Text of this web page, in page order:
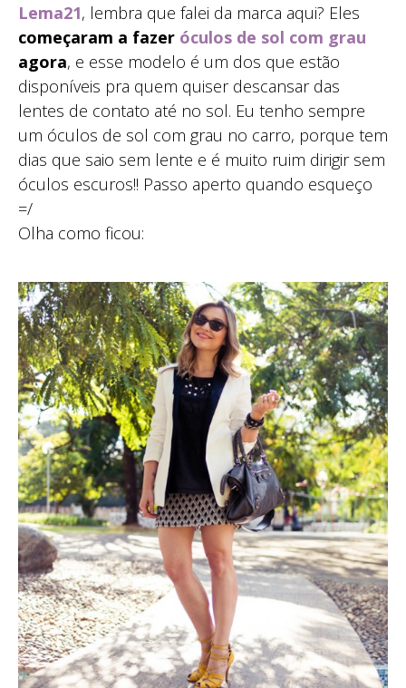
Lema21, lembra que falei da marca aqui? Eles
começaram a fazer óculos de sol com grau
agora, e esse modelo é um dos que estão
disponíveis pra quem quiser descansar das
lentes de contato até no sol. Eu tenho sempre
um óculos de sol com grau no carro, porque tem
dias que saio sem lente e é muito ruim dirigir sem
óculos escuros!! Passo aperto quando esqueço
=/
Olha como ficou: